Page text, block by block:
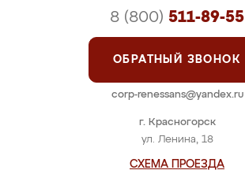
г. Красногорск
ул. Ленина, 18
СХЕМА ПРОЕЗДА
8 (800) 511-89-55
ОБРАТНЫЙ ЗВОНОК
corp-renessans@yandex.ru